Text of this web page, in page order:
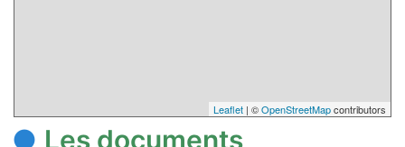
Leaflet | ©OpenStreetMapcontributors
Les documents